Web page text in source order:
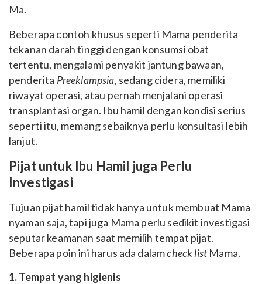
Ma.
Beberapa contoh khusus seperti Mama penderita
tekanan darah tinggi dengan konsumsi obat
tertentu, mengalami penyakit jantung bawaan,
penderita Preeklampsia, sedang cidera, memiliki
riwayat operasi, atau pernah menjalani operasi
transplantasi organ. Ibu hamil dengan kondisi serius
seperti itu, memang sebaiknya perlu konsultasi lebih
lanjut.
Pijat untuk Ibu Hamil juga Perlu
Investigasi
Tujuan pijat hamil tidak hanya untuk membuat Mama
nyaman saja, tapi juga Mama perlu sedikit investigasi
seputar keamanan saat memilih tempat pijat.
Beberapa poin ini harus ada dalamcheck listMama.
1. Tempat yang higienis